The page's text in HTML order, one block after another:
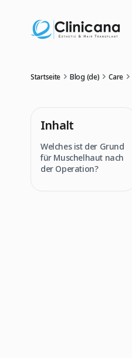
Startseite Blog (de) Care
Inhalt
Welches ist der Grund
für Muschelhaut nach
der Operation?